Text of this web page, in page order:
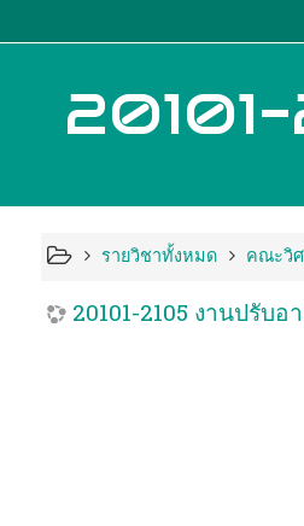
รายวิชาทั้งหมด คณะวิ
20101-2105 งานปรั